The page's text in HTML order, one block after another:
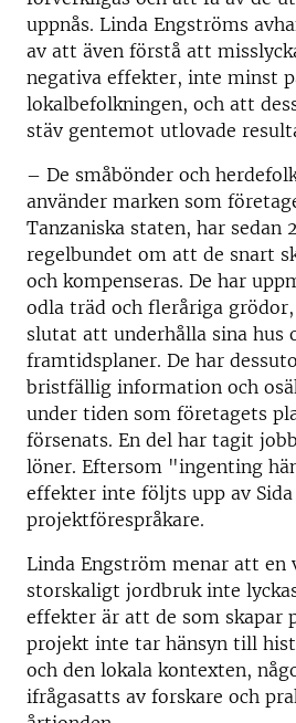
uppnås. Linda Engströms
av att även förstå att
negativa effekter, inte minst
lokalbefolkningen, och att
stäv gentemot utlovade
– De småbönder och
använder marken som
Tanzaniska staten, har sedan
regelbundet om att de snart
och kompenseras. De har
odla träd och fleråriga
slutat att underhålla sina hus
framtidsplaner. De har
bristfällig information och
under tiden som företagets
försenats. En del har tagit
löner. Eftersom "ingenting
effekter inte följts upp av
projektförespråkare.
Linda Engström menar att
storskaligt jordbruk inte
effekter är att de som skapar
projekt inte tar hänsyn till
och den lokala kontexten,
ifrågasatts av forskare och